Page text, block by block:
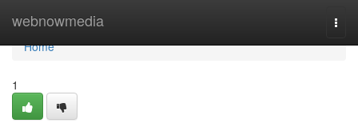
webnowmedia
Home
Home
1